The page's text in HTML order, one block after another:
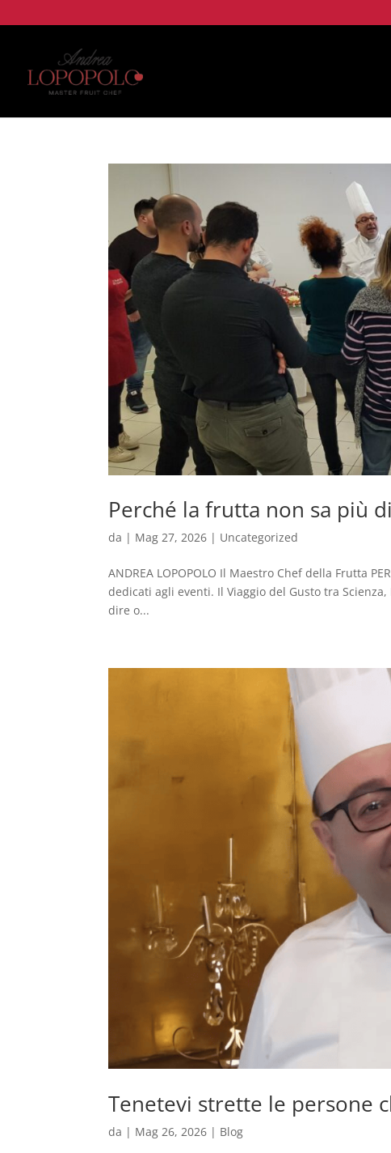
Perché la frutta non sa più
da | Mag 27, 2026 | Uncategorized
ANDREA LOPOPOLO Il Maestro Chef della Frutta
dedicati agli eventi. Il Viaggio del Gusto tra
dire o...
Tenetevi strette le persone
da | Mag 26, 2026 | Blog